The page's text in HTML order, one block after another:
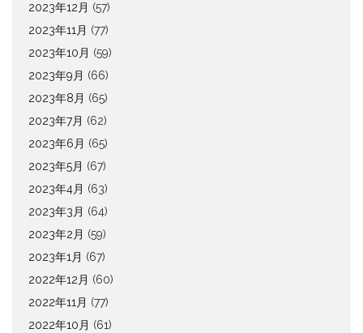
2023年12月 (57)
2023年11月 (77)
2023年10月 (59)
2023年9月 (66)
2023年8月 (65)
2023年7月 (62)
2023年6月 (65)
2023年5月 (67)
2023年4月 (63)
2023年3月 (64)
2023年2月 (59)
2023年1月 (67)
2022年12月 (60)
2022年11月 (77)
2022年10月 (61)